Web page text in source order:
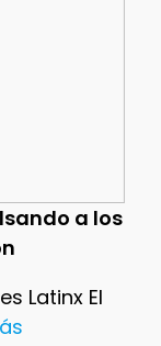
a los
Latinx El